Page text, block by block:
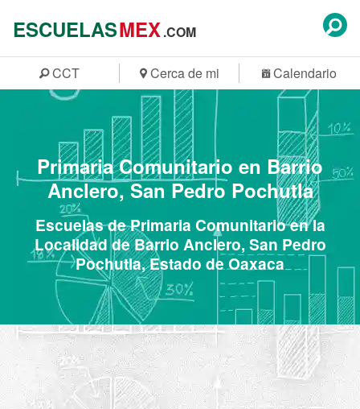
ESCUELASMEX.COM
CCT Cerca de mi Calendario
Primaria Comunitario en Barrio
Anclero, San Pedro Pochutla
Escuelas de Primaria Comunitario en la
Localidad de Barrio Anclero, San Pedro
Pochutla, Estado de Oaxaca